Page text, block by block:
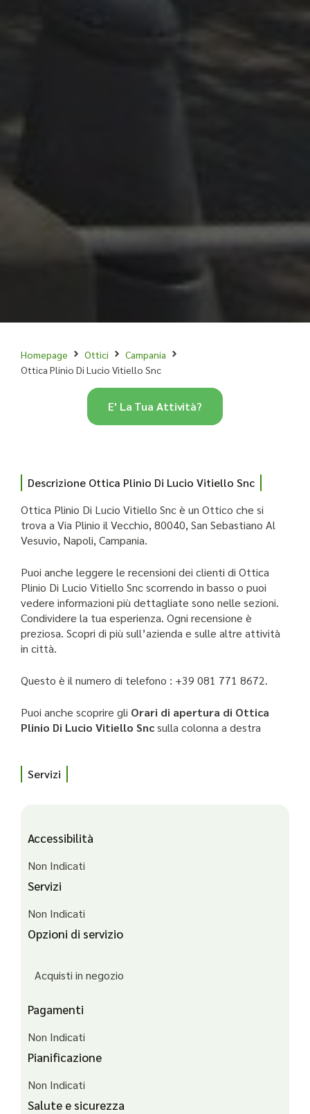
Homepage Ottici
Campania
Ottica Plinio Di Lucio Vitiello Snc
Descrizione Ottica Plinio Di Lucio Vitiello Snc
Ottica Plinio Di Lucio Vitiello Snc è un Ottico che si
trova a Via Plinio il Vecchio, 80040, San Sebastiano Al
Vesuvio, Napoli, Campania.
Puoi anche leggere le recensioni dei clienti di Ottica
Plinio Di Lucio Vitiello Snc scorrendo in basso o puoi
vedere informazioni più dettagliate sono nelle sezioni.
Condividere la tua esperienza. Ogni recensione è
preziosa. Scopri di più sull’azienda e sulle altre attività
in città.
Questo è il numero di telefono : +39 081 771 8672.
Puoi anche scoprire gli Orari di apertura di Ottica
Plinio Di Lucio Vitiello Sncsulla colonna a destra
Servizi
Accessibilità
Non Indicati
Servizi
Non Indicati
Opzioni di servizio
Acquisti in negozio
Pagamenti
Non Indicati
Pianificazione
Non Indicati
Salute e sicurezza
E' La Tua Attività?